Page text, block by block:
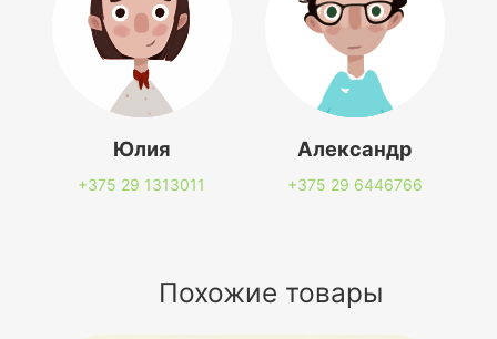
Юлия
+375 29 1313011
Александр
+375 29 6446766
Похожие товары